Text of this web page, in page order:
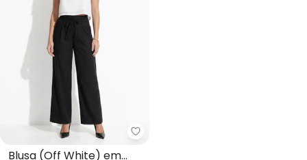
Quintess - Blusa (Off White)
Blusa (Off White) em